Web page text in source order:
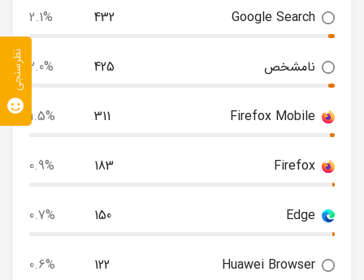
Google Search
432
2.1%
نامشخص 425
2.0%
Firefox Mobile
311
1.5%
Firefox
183
0.9%
Edge
150
0.7%
Huawei Browser
122
0.6%
نظرسنجی